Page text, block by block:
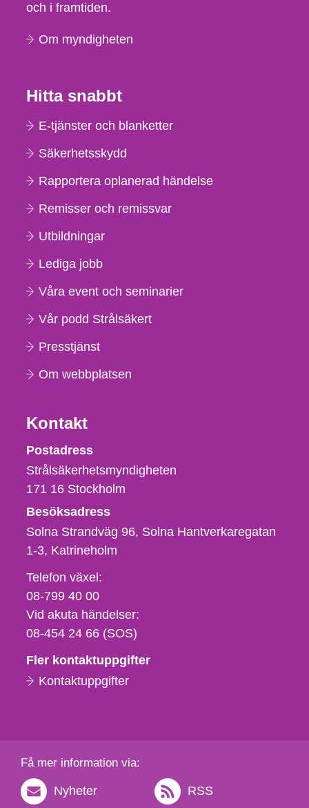
och i framtiden.
Om myndigheten
Hitta snabbt
E-tjänster och blanketter
Säkerhetsskydd
Rapportera oplanerad händelse
Remisser och remissvar
Utbildningar
Lediga jobb
Våra event och seminarier
Vår podd Strålsäkert
Presstjänst
Om webbplatsen
Kontakt
Strålsäkerhetsmyndigheten
Postadress
Strålsäkerhetsmyndigheten
171 16 Stockholm
Besöksadress
Solna Strandväg 96, Solna Hantverkaregatan
1-3 Katrineholm
Telefon,
fax
och
e-
Telefon växel:
08-799 40 00
Vid akuta händelser:
08-454 24 66 (SOS)
Fler kontaktuppgifter
Kontaktuppgifter
Få mer information via:
Nyheter RSS